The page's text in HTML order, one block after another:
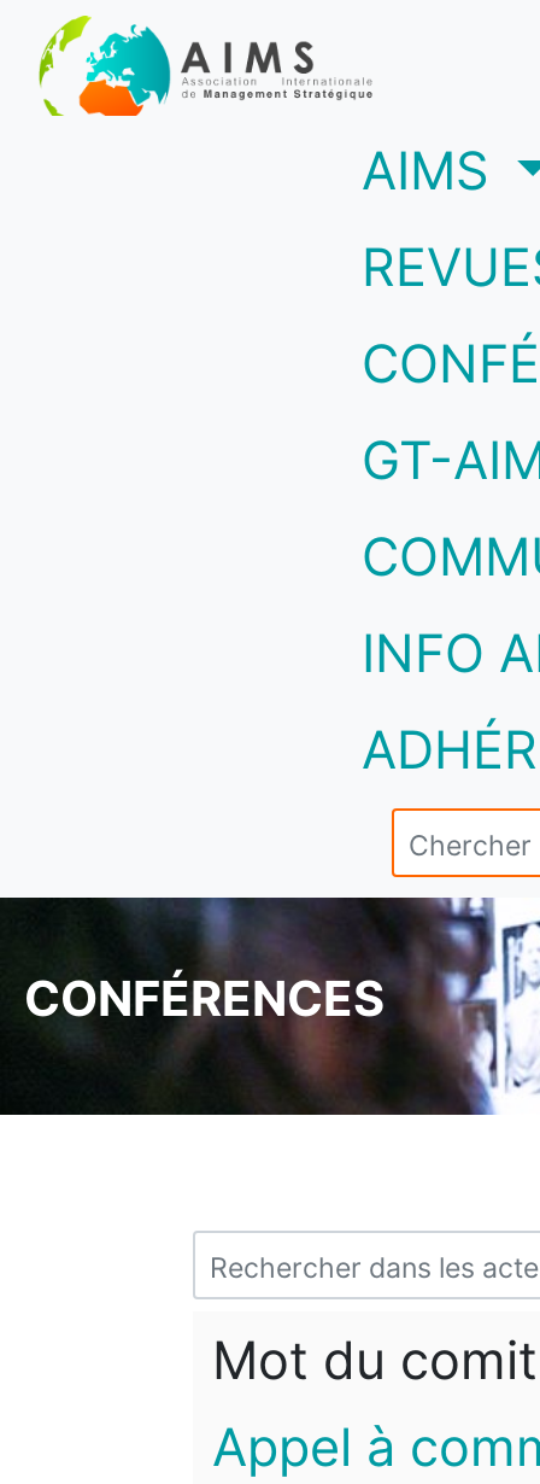
AIMS
GT-
INFO
CONFÉRENCES
Mot du
Appel à